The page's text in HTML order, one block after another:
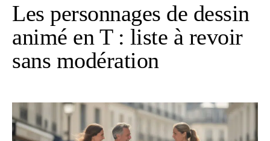
Les personnages de dessin
animé en T : liste à revoir
sans modération